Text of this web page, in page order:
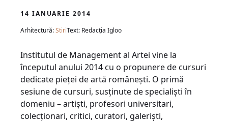
14 IANUARIE 2014
Arhitectură:StiriText: Redacția Igloo
Institutul de Management al Artei vine la
începutul anului 2014 cu o propunere de cursuri
dedicate pieţei de artă româneşti. O primă
sesiune de cursuri, susţinute de specialişti în
domeniu – artişti, profesori universitari,
colecţionari, critici, curatori, galerişti,